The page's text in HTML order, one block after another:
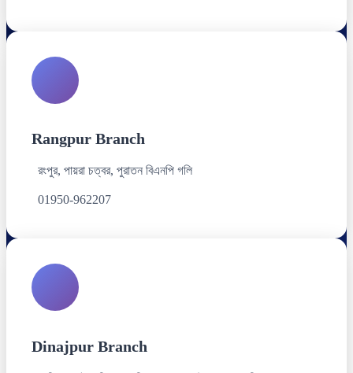
Rangpur Branch
রংপুর, পায়রা চত্বর, পুরাতন বিএনপি গলি
01950-962207
Dinajpur Branch